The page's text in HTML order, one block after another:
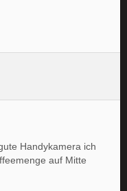
Handykamera ich
auf Mitte